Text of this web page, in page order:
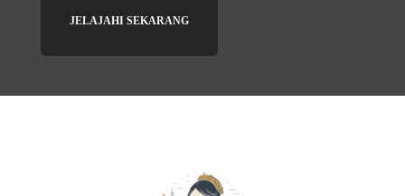
JELAJAHI SEKARANG